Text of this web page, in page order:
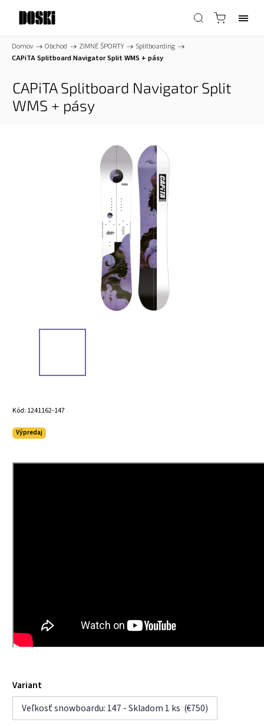
Domov / Obchod / ZIMNÉ ŠPORTY / Splitboarding /
CAPiTA Splitboard Navigator Split WMS + pásy
CAPiTA Splitboard Navigator Split
WMS + pásy
Kód: 1241162-147
Výpredaj
Variant
Veľkosť snowboardu: 147 - Skladom 1 ks (€750)